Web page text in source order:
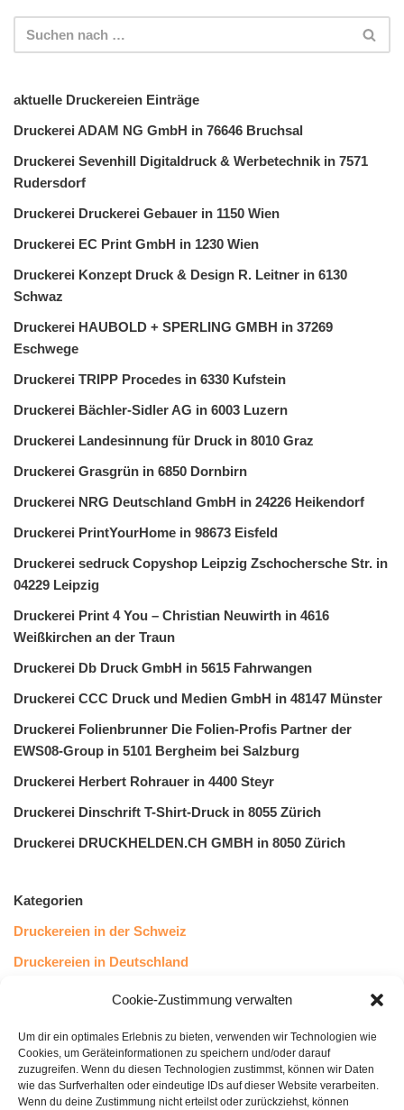
Cookie-Zustimmung verwalten
Um dir ein optimales Erlebnis zu bieten, verwenden wir Technologien wie
Cookies, um Geräteinformationen zu speichern und/oder darauf
zuzugreifen. Wenn du diesen Technologien zustimmst, können wir Daten
wie das Surfverhalten oder eindeutige IDs auf dieser Website verarbeiten.
Wenn du deine Zustimmung nicht erteilst oder zurückziehst, können
aktuelle Druckereien Einträge
Druckerei ADAM NG GmbH in 76646 Bruchsal
Druckerei Sevenhill Digitaldruck & Werbetechnik in 7571
Rudersdorf
Druckerei Druckerei Gebauer in 1150 Wien
Druckerei EC Print GmbH in 1230 Wien
Druckerei Konzept Druck & Design R. Leitner in 6130
Schwaz
Druckerei HAUBOLD + SPERLING GMBH in 37269
Eschwege
Druckerei TRIPP Procedes in 6330 Kufstein
Druckerei Bächler-Sidler AG in 6003 Luzern
Druckerei Landesinnung für Druck in 8010 Graz
Druckerei Grasgrün in 6850 Dornbirn
Druckerei NRG Deutschland GmbH in 24226 Heikendorf
Druckerei PrintYourHome in 98673 Eisfeld
Druckerei sedruck Copyshop Leipzig Zschochersche Str. in
04229 Leipzig
Druckerei Print 4 You – Christian Neuwirth in 4616
Weißkirchen an der Traun
Druckerei Db Druck GmbH in 5615 Fahrwangen
Druckerei CCC Druck und Medien GmbH in 48147 Münster
Druckerei Folienbrunner Die Folien-Profis Partner der
EWS08-Group in 5101 Bergheim bei Salzburg
Druckerei Herbert Rohrauer in 4400 Steyr
Druckerei Dinschrift T-Shirt-Druck in 8055 Zürich
Druckerei DRUCKHELDEN.CH GMBH in 8050 Zürich
Kategorien
Druckereien in der Schweiz
Druckereien in Deutschland
Druckereien in Österreich
Kundenstimmen